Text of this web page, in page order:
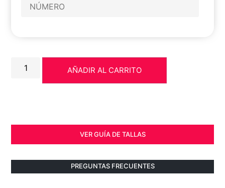
AÑADIR AL CARRITO
VER GUÍA DE TALLAS
PREGUNTAS FRECUENTES